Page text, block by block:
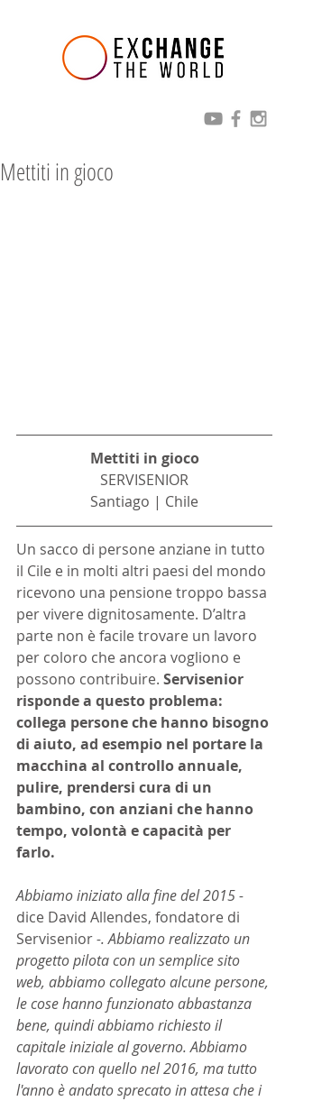
Mettiti in gioco
Mettiti in gioco
SERVISENIOR
Santiago | Chile
Un sacco di persone anziane in tutto
il Cile e in molti altri paesi del mondo
ricevono una pensione troppo bassa
per vivere dignitosamente. D’altra
parte non è facile trovare un lavoro
per coloro che ancora vogliono e
possono contribuire. Servisenior
risponde a questo problema:
collega persone che hanno bisogno
di aiuto, ad esempio nel portare la
macchina al controllo annuale,
pulire, prendersi cura di un
bambino, con anziani che hanno
tempo, volontà e capacità per
farlo.
Abbiamo iniziato alla fine del 2015 -
dice David Allendes, fondatore di
Servisenior -. Abbiamo realizzato un
progetto pilota con un semplice sito
web, abbiamo collegato alcune persone,
le cose hanno funzionato abbastanza
bene, quindi abbiamo richiesto il
capitale iniziale al governo. Abbiamo
lavorato con quello nel 2016, ma tutto
l'anno è andato sprecato in attesa che i